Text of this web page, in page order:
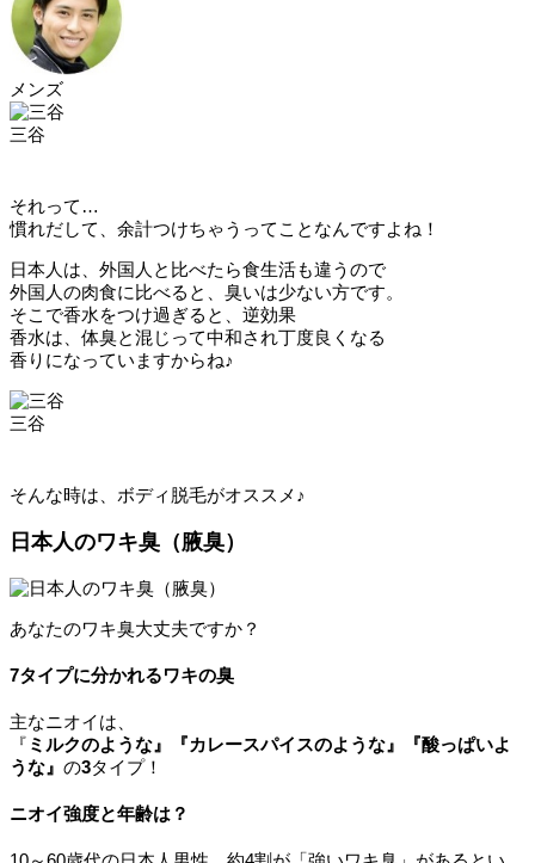
メンズ
三谷
それって…
慣れだして、余計つけちゃうってことなんですよね！
日本人は、外国人と比べたら食生活も違うので
外国人の肉食に比べると、臭いは少ない方です。
そこで香水をつけ過ぎると、逆効果
香水は、体臭と混じって中和され丁度良くなる
香りになっていますからね♪
三谷
そんな時は、ボディ脱毛がオススメ♪
日本人のワキ臭（腋臭）
あなたのワキ臭大丈夫ですか？
7タイプに分かれるワキの臭
主なニオイは、
『 ミルクのような』『カレースパイスのような』『酸っぱいよ
うな』 の3タイプ！
ニオイ強度と年齢は？